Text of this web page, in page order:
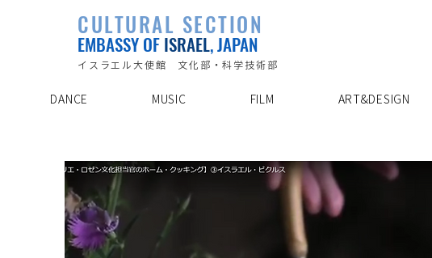
SPECIAL PROJECT
ABOUT US
CONTACT
CULTURAL SECTION
EMBASSY OFISRAEL, JAPAN
イスラエル大使館 文化部・科学技術部
DANCE MUSIC FILM ART&DESIGN